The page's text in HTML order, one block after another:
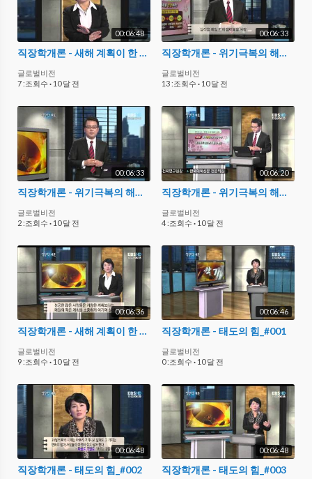
00:06:48
직장학개론 - 새해 계획이 한 해를 만든다_#003
글로벌비전
7 :조회수 · 10 달 전
00:06:33
직장학개론 - 위기극복의 해법_#002
글로벌비전
13 :조회수 · 10 달 전
00:06:33
직장학개론 - 위기극복의 해법_#003
글로벌비전
2 :조회수 · 10 달 전
00:06:20
직장학개론 - 위기극복의 해법_#004
글로벌비전
4 :조회수 · 10 달 전
00:06:36
직장학개론 - 새해 계획이 한 해를 만든다_#004
글로벌비전
9 :조회수 · 10 달 전
00:06:46
직장학개론 - 태도의 힘_#001
글로벌비전
0 :조회수 · 10 달 전
00:06:48
직장학개론 - 태도의 힘_#002
00:06:48
직장학개론 - 태도의 힘_#003